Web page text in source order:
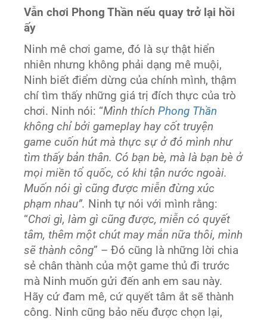
Vẫn chơi Phong Thần nếu quay trở lại hồi
ấy
Ninh mê chơi game, đó là sự thật hiển
nhiên nhưng không phải dạng mê muội,
Ninh biết điểm dừng của chính mình, thậm
chí tìm thấy những giá trị đích thực của trò
chơi. Ninh nói: “Mình thíchPhong Thần
không chỉ bởi gameplay hay cốt truyện
game cuốn hút mà thực sự ở đó mình như
tìm thấy bản thân. Có bạn bè, mà là bạn bè ở
mọi miền tổ quốc, có khi tận nước ngoài.
Muốn nói gì cũng được miễn đừng xúc
phạm nhau”. Ninh tự nói với mình rằng:
“Chơi gì, làm gì cũng được, miễn có quyết
tâm, thêm một chút may mắn nữa thôi, mình
sẽ thành công” – Đó cũng là những lời chia
sẻ chân thành của một game thủ đi trước
mà Ninh muốn gửi đến anh em sau này.
Hãy cứ đam mê, cứ quyết tâm ắt sẽ thành
công. Ninh cũng bảo nếu được chọn lại,